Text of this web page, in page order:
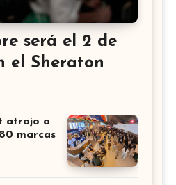
será el 2 de
el Sheraton
atrajo a
marcas